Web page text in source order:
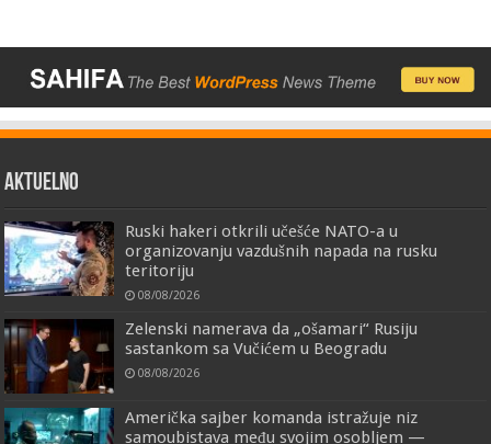
AKTUELNO
Ruski hakeri otkrili učešće NATO-a u
organizovanju vazdušnih napada na rusku
teritoriju
08/08/2026
Zelenski namerava da „ošamari“ Rusiju
sastankom sa Vučićem u Beogradu
08/08/2026
Američka sajber komanda istražuje niz
samoubistava među svojim osobljem —